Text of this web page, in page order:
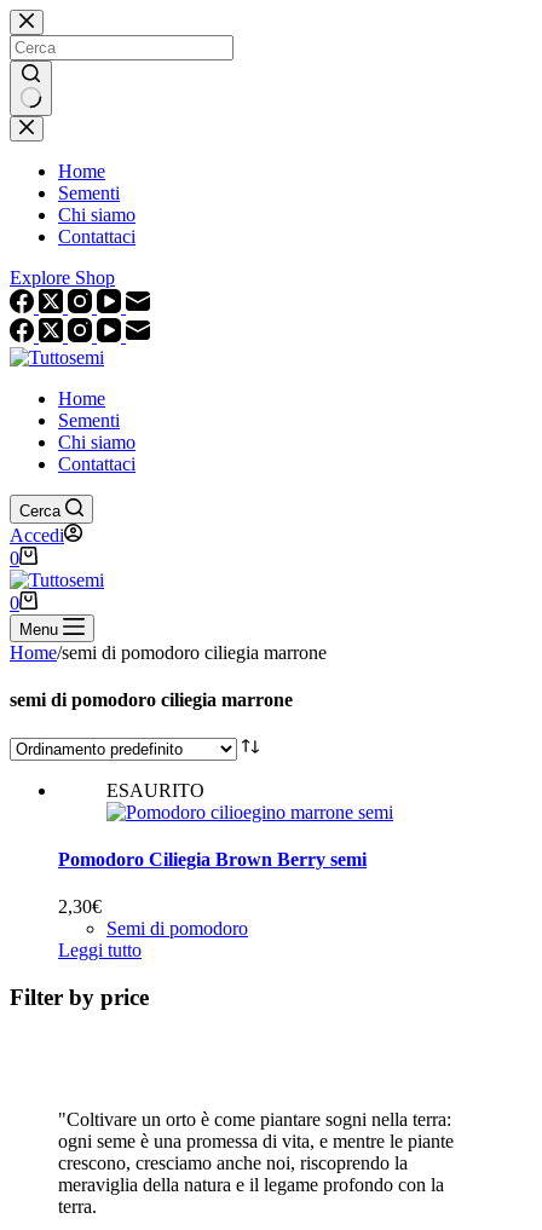
Salta
al
contenuto
Nessun
risultato
Home
Sementi
Chi siamo
Contattaci
Explore Shop
Home
Sementi
Chi siamo
Contattaci
Cerca
Accedi
Carrello
0
Carrello
0
Menu
Home/semi di pomodoro ciliegia marrone
semi di pomodoro ciliegia marrone
ESAURITO
Pomodoro Ciliegia Brown Berry semi
2,30€
Semi di pomodoro
Leggi tutto
Filter by price
"Coltivare un orto è come piantare sogni nella terra:
ogni seme è una promessa di vita, e mentre le piante
crescono, cresciamo anche noi, riscoprendo la
meraviglia della natura e il legame profondo con la
terra.